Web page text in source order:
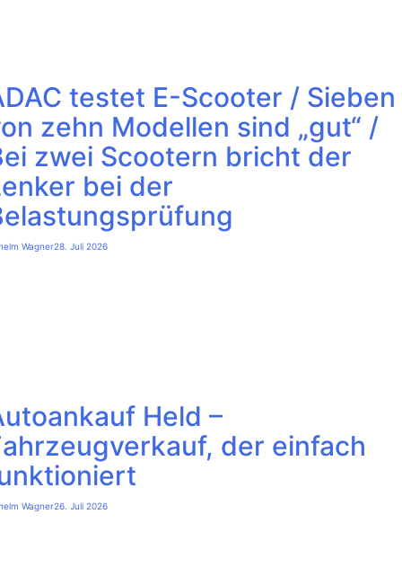
testet E-Scooter / Sieben
zehn Modellen sind „gut“ /
zwei Scootern bricht der
bei der
Wagner28. Juli 2026
Held –
der einfach
Wagner26. Juli 2026